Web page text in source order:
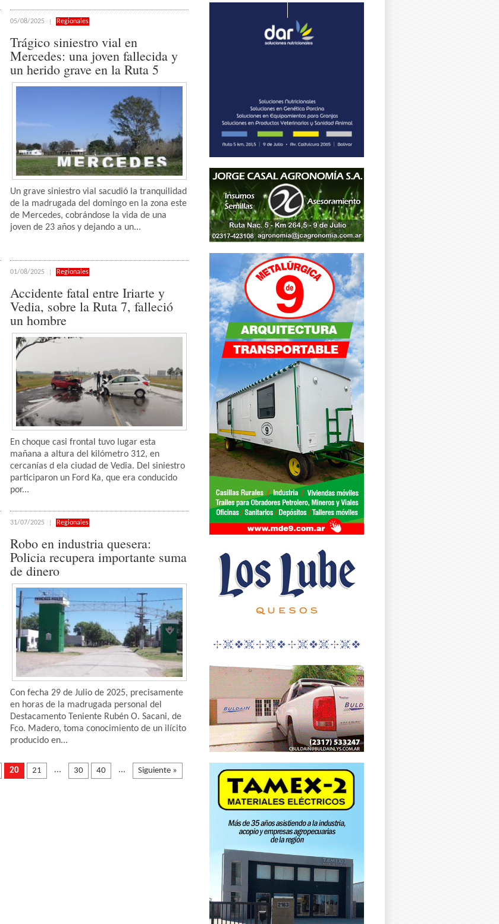
05/08/2025 Regionales
Trágico siniestro vial en
Mercedes: una joven fallecida y
un herido grave en la Ruta 5
Un grave siniestro vial sacudió la tranquilidad
de la madrugada del domingo en la zona este
de Mercedes, cobrándose la vida de una
joven de 23 años y dejando a un...
01/08/2025 Regionales
Accidente fatal entre Iriarte y
Vedia, sobre la Ruta 7, falleció
un hombre
En choque casi frontal tuvo lugar esta
mañana a altura del kilómetro 312, en
cercanías d ela ciudad de Vedia. Del siniestro
participaron un Ford Ka, que era conducido
por...
31/07/2025 Regionales
Robo en industria quesera:
Policia recupera importante suma
de dinero
Con fecha 29 de Julio de 2025, precisamente
en horas de la madrugada personal del
Destacamento Teniente Rubén O. Sacani, de
Fco. Madero, toma conocimiento de un ilícito
producido en...
20 21 ... 30 40 ... Siguiente »